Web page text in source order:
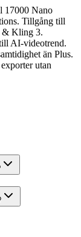
17000 Nano
Tillgång till
& Kling 3.
AI-videotrend.
än Plus.
utan